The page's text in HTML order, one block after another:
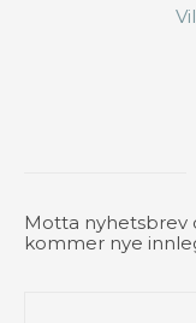
Motta nyhetsbrev
kommer nye